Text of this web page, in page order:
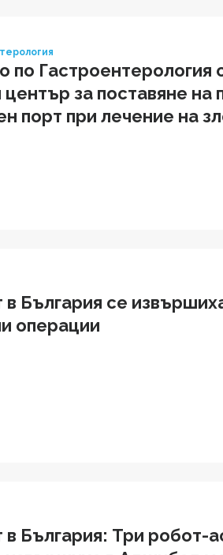
по Гастроентерология
за поставяне на
порт при лечение на
в България се
операции
в България: Три робот-